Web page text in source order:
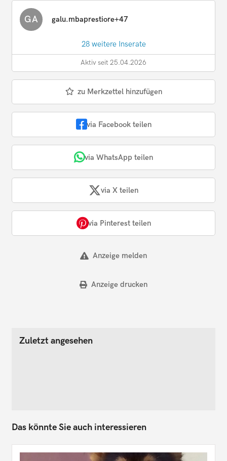
GA galu.mbaprestiore+47
28 weitere Inserate
Aktiv seit 25.04.2026
zu Merkzettel hinzufügen
via Facebook teilen
via WhatsApp teilen
via X teilen
via Pinterest teilen
Anzeige melden
Anzeige drucken
Zuletzt angesehen
Das könnte Sie auch interessieren